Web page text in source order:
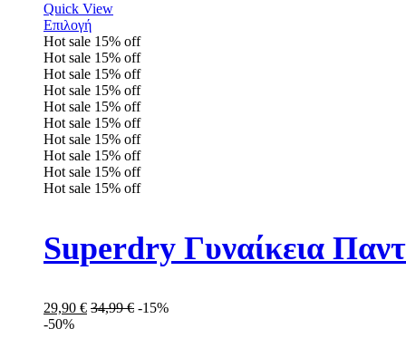
Quick View
Επιλογή
Hot sale 15% off
Hot sale 15% off
Hot sale 15% off
Hot sale 15% off
Hot sale 15% off
Hot sale 15% off
Hot sale 15% off
Hot sale 15% off
Hot sale 15% off
Hot sale 15% off
Superdry Γυναίκεια
29,90 € 34,99€ -15%
-50%